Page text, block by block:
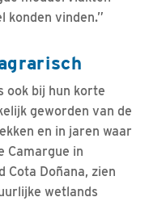
konden vinden.”
ook bij hun korte
geworden van de
en in jaren waar
Camargue in
Cota Doñana, zien
wetlands